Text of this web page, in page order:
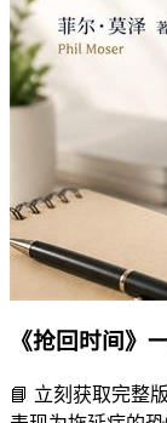
《抢回时间》
📘 立刻获取完整